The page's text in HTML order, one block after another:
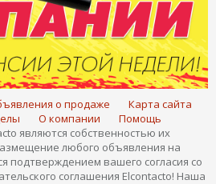
о продаже
Карта сайта
О компании
Помощь
являются собственностью их
любого объявления на
подтверждением вашего согласия со
соглашения Elcontacto! Наша